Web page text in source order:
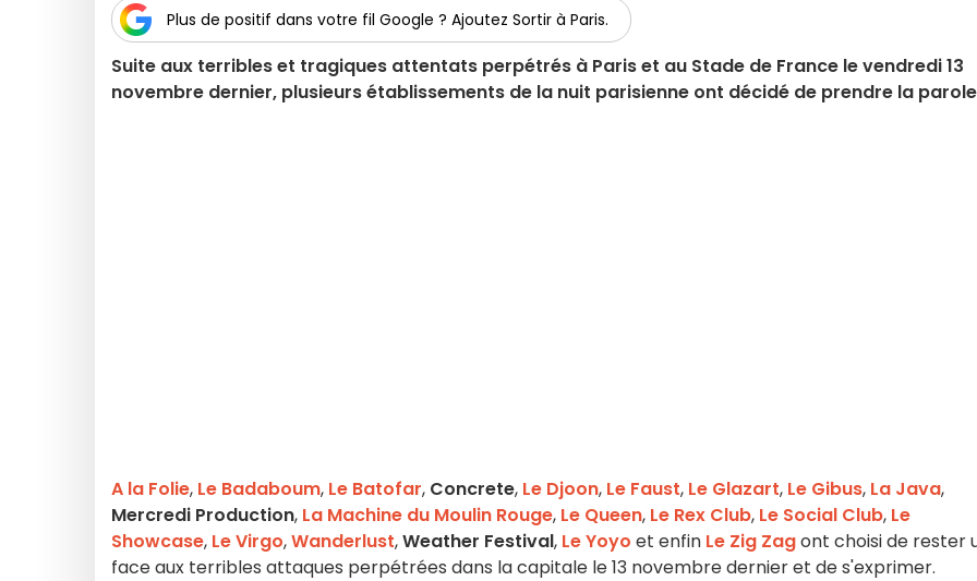
Plus de positif dans votre fil Google ? Ajoutez Sortir à Paris.
Suite aux terribles et tragiques attentats perpétrés à Paris et au Stade de France le vendredi 13
novembre dernier, plusieurs établissements de la nuit parisienne ont décidé de prendre la
A la Folie, Le Badaboum, Le Batofar, Concrete, Le Djoon, Le Faust, Le Glazart, Le Gibus, La Java,
Mercredi Production, La Machine du Moulin Rouge, Le Queen, Le Rex Club, Le Social Club, Le
Showcase, Le Virgo,Wanderlust,Weather Festival, Le Yoyo et enfin Le Zig Zagont choisi de rester
face aux terribles attaques perpétrées dans la capitale le 13 novembre dernier et de s'exprimer.